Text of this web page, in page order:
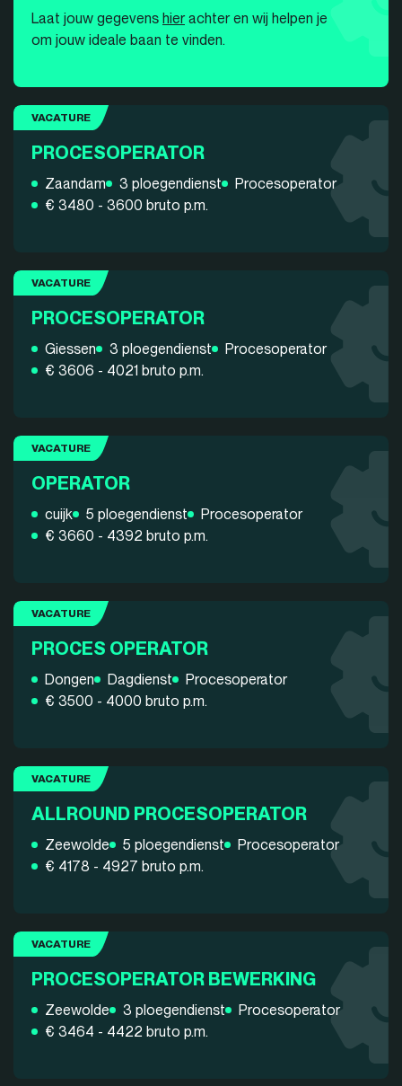
VACATURE
PROCESOPERATOR
Zaandam 3 ploegendienst
Procesoperator
€ 3480 - 3600 bruto p.m.
VACATURE
PROCESOPERATOR
Giessen 3 ploegendienst
Procesoperator
€ 3606 - 4021 bruto p.m.
VACATURE
OPERATOR
cuijk 5 ploegendienst
Procesoperator
€ 3660 - 4392 bruto p.m.
VACATURE
PROCES OPERATOR
Dongen Dagdienst
Procesoperator
€ 3500 - 4000 bruto p.m.
VACATURE
ALLROUND PROCESOPERATOR
Zeewolde 5 ploegendienst
Procesoperator
€ 4178 - 4927 bruto p.m.
VACATURE
PROCESOPERATOR BEWERKING
Zeewolde 3 ploegendienst
Procesoperator
€ 3464 - 4422 bruto p.m.
Laat jouw gegevens hierachter en wij helpen je
om jouw ideale baan te vinden.